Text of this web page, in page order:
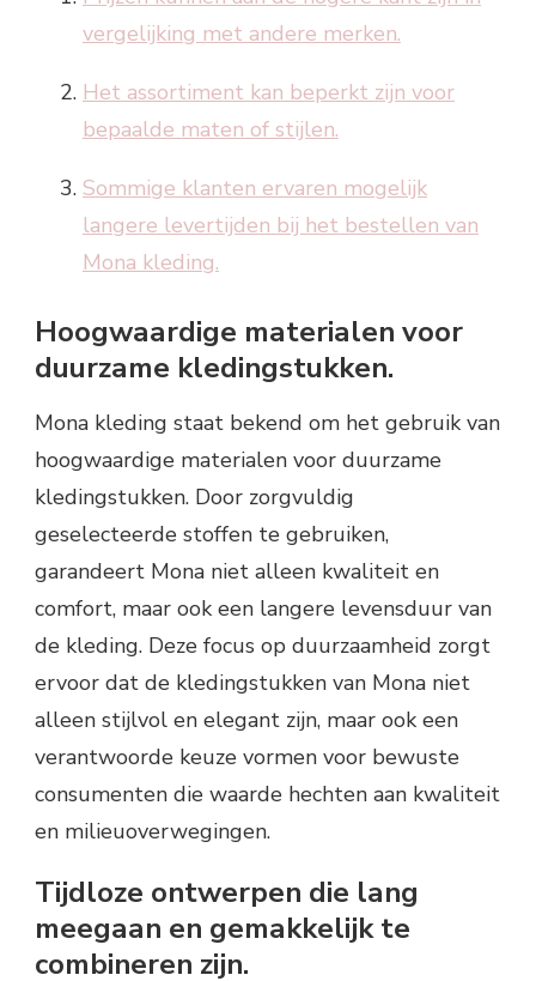
vergelijking met andere merken.
Het assortiment kan beperkt zijn voor
bepaalde maten of stijlen.
Sommige klanten ervaren mogelijk
langere levertijden bij het bestellen van
Mona kleding.
Hoogwaardige materialen voor
duurzame kledingstukken.
Mona kleding staat bekend om het gebruik van
hoogwaardige materialen voor duurzame
kledingstukken. Door zorgvuldig
geselecteerde stoffen te gebruiken,
garandeert Mona niet alleen kwaliteit en
comfort, maar ook een langere levensduur van
de kleding. Deze focus op duurzaamheid zorgt
ervoor dat de kledingstukken van Mona niet
alleen stijlvol en elegant zijn, maar ook een
verantwoorde keuze vormen voor bewuste
consumenten die waarde hechten aan kwaliteit
en milieuoverwegingen.
Tijdloze ontwerpen die lang
meegaan en gemakkelijk te
combineren zijn.